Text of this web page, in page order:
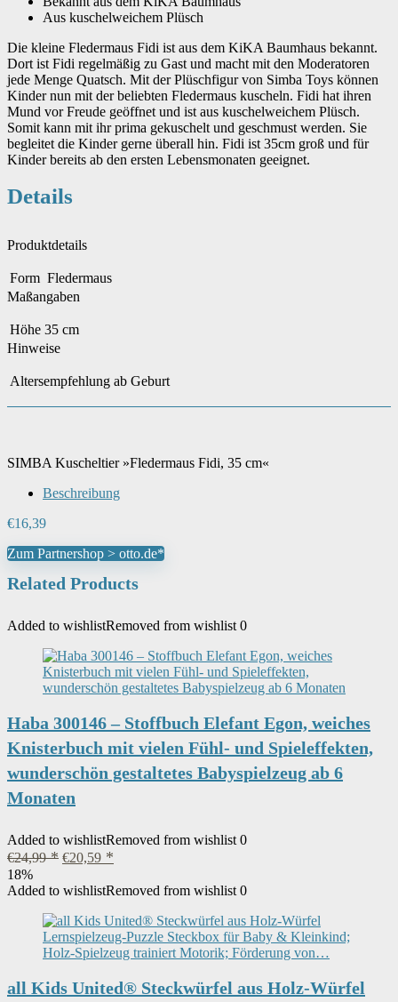
Aus kuschelweichem Plüsch
Die kleine Fledermaus Fidi ist aus dem KiKA Baumhaus bekannt.
Dort ist Fidi regelmäßig zu Gast und macht mit den Moderatoren
jede Menge Quatsch. Mit der Plüschfigur von Simba Toys können
Kinder nun mit der beliebten Fledermaus kuscheln. Fidi hat ihren
Mund vor Freude geöffnet und ist aus kuschelweichem Plüsch.
Somit kann mit ihr prima gekuschelt und geschmust werden. Sie
begleitet die Kinder gerne überall hin. Fidi ist 35cm groß und für
Kinder bereits ab den ersten Lebensmonaten geeignet.
Details
Produktdetails
Form Fledermaus
Maßangaben
Höhe 35 cm
Hinweise
Altersempfehlung ab Geburt
SIMBA Kuscheltier »Fledermaus Fidi, 35 cm«
Beschreibung
€16,39
Zum Partnershop > otto.de*
Related Products
Added to wishlistRemoved from wishlist 0
Haba 300146 – Stoffbuch Elefant Egon, weiches
Knisterbuch mit vielen Fühl- und Spieleffekten,
wunderschön gestaltetes Babyspielzeug ab 6
Monaten
Added to wishlistRemoved from wishlist 0
€24,99
Ursprünglicher
war:
€20,59
ist:
18%
Added to wishlistRemoved from wishlist 0
all Kids United® Steckwürfel aus Holz-Würfel